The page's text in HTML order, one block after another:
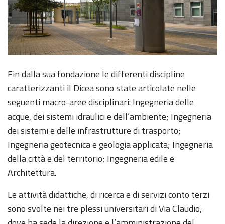
Fin dalla sua fondazione le differenti discipline
caratterizzanti il Dicea sono state articolate nelle
seguenti macro-aree disciplinari: Ingegneria delle
acque, dei sistemi idraulici e dell’ambiente; Ingegneria
dei sistemi e delle infrastrutture di trasporto;
Ingegneria geotecnica e geologia applicata; Ingegneria
della città e del territorio; Ingegneria edile e
Architettura.
Le attività didattiche, di ricerca e di servizi conto terzi
sono svolte nei tre plessi universitari di Via Claudio,